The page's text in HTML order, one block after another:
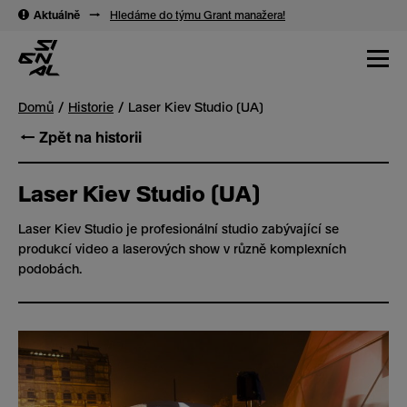
Aktuálně → Hledáme do týmu Grant manažera!
Domů Historie Laser Kiev Studio (UA)
← Zpět na historii
Laser Kiev Studio (UA)
Laser Kiev Studio je profesionální studio zabývající se
produkcí video a laserových show v různě komplexních
podobách.